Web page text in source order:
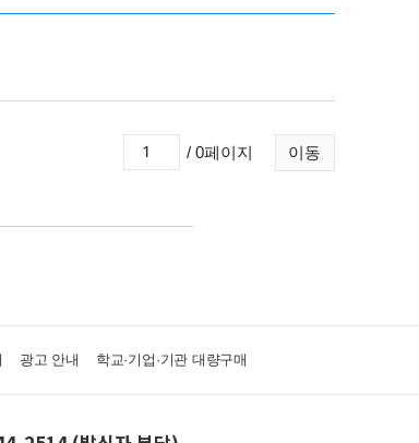
이동
/ 0페이지
광고 안내 학교·기업·기관 대량구매